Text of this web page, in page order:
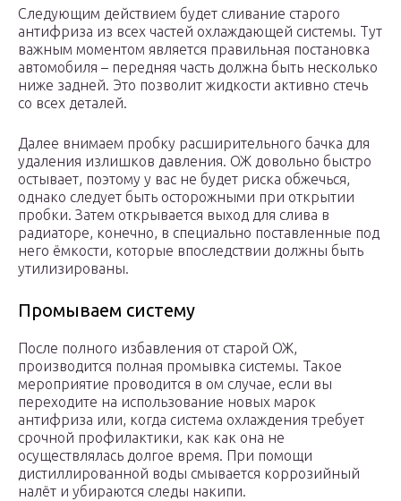
Следующим действием будет сливание старого
антифриза из всех частей охлаждающей системы. Тут
важным моментом является правильная постановка
автомобиля – передняя часть должна быть несколько
ниже задней. Это позволит жидкости активно стечь
со всех деталей.
Далее внимаем пробку расширительного бачка для
удаления излишков давления. ОЖ довольно быстро
остывает, поэтому у вас не будет риска обжечься,
однако следует быть осторожными при открытии
пробки. Затем открывается выход для слива в
радиаторе, конечно, в специально поставленные под
него ёмкости, которые впоследствии должны быть
утилизированы.
Промываем систему
После полного избавления от старой ОЖ,
производится полная промывка системы. Такое
мероприятие проводится в ом случае, если вы
переходите на использование новых марок
антифриза или, когда система охлаждения требует
срочной профилактики, как как она не
осуществлялась долгое время. При помощи
дистиллированной воды смывается коррозийный
налёт и убираются следы накипи.